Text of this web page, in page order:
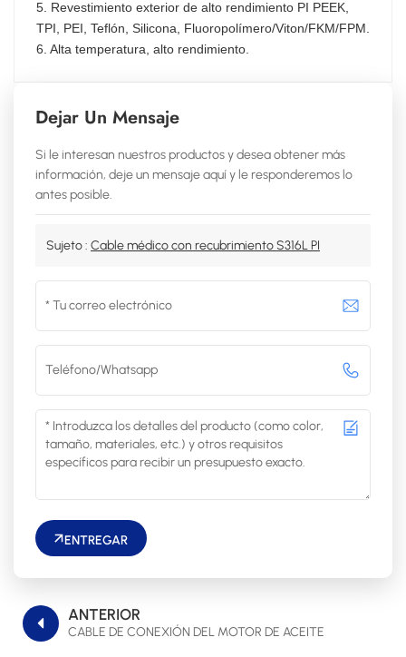
5. Revestimiento exterior de alto rendimiento PI PEEK,
TPI, PEI, Teflón, Silicona, Fluoropolímero/Viton/FKM/FPM.
6. Alta temperatura, alto rendimiento.
Dejar Un Mensaje
Si le interesan nuestros productos y desea obtener más
información, deje un mensaje aquí y le responderemos lo
antes posible.
Sujeto : Cable médico con recubrimiento S316L PI
ENTREGAR
ANTERIOR
CABLE DE CONEXIÓN DEL MOTOR DE ACEITE